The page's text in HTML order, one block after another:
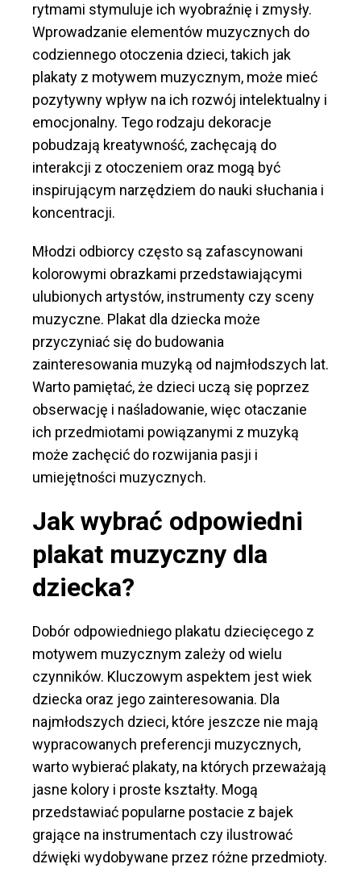
rytmami stymuluje ich wyobraźnię i zmysły.
Wprowadzanie elementów muzycznych do
codziennego otoczenia dzieci, takich jak
plakaty z motywem muzycznym, może mieć
pozytywny wpływ na ich rozwój intelektualny i
emocjonalny. Tego rodzaju dekoracje
pobudzają kreatywność, zachęcają do
interakcji z otoczeniem oraz mogą być
inspirującym narzędziem do nauki słuchania i
koncentracji.
Młodzi odbiorcy często są zafascynowani
kolorowymi obrazkami przedstawiającymi
ulubionych artystów, instrumenty czy sceny
muzyczne. Plakat dla dziecka może
przyczyniać się do budowania
zainteresowania muzyką od najmłodszych lat.
Warto pamiętać, że dzieci uczą się poprzez
obserwację i naśladowanie, więc otaczanie
ich przedmiotami powiązanymi z muzyką
może zachęcić do rozwijania pasji i
umiejętności muzycznych.
Jak wybrać odpowiedni
plakat muzyczny dla
dziecka?
Dobór odpowiedniego plakatu dziecięcego z
motywem muzycznym zależy od wielu
czynników. Kluczowym aspektem jest wiek
dziecka oraz jego zainteresowania. Dla
najmłodszych dzieci, które jeszcze nie mają
wypracowanych preferencji muzycznych,
warto wybierać plakaty, na których przeważają
jasne kolory i proste kształty. Mogą
przedstawiać popularne postacie z bajek
grające na instrumentach czy ilustrować
dźwięki wydobywane przez różne przedmioty.